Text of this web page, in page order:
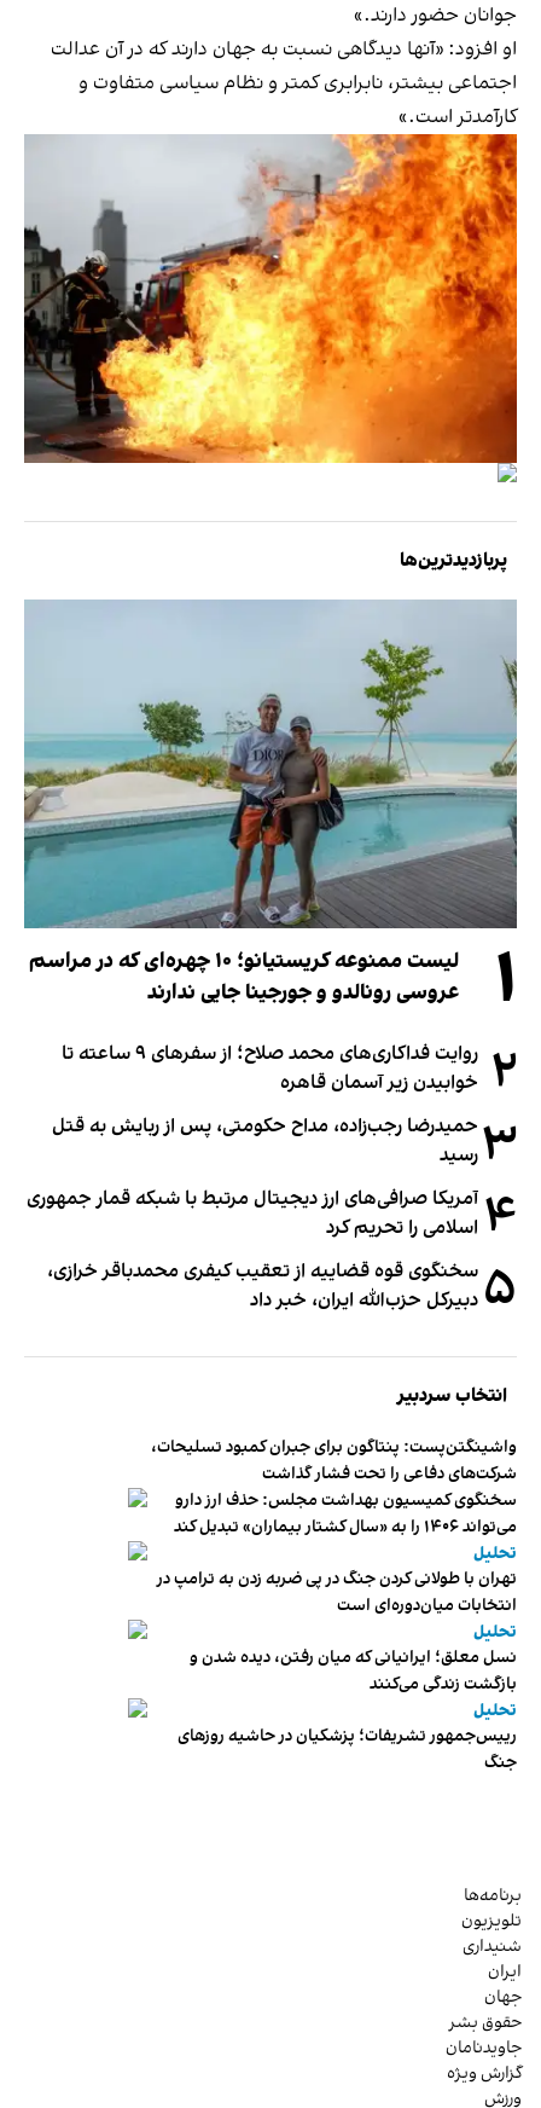
جوانان حضور دارند.»
او افزود: «آنها دیدگاهی نسبت به جهان دارند که در آن عدالت
اجتماعی بیشتر، نابرابری کمتر و نظام سیاسی متفاوت و
کارآمدتر است.»
پربازدیدترین‌ها
۱
لیست ممنوعه کریستیانو؛ ۱۰ چهره‌ای که در مراسم
عروسی رونالدو و جورجینا جایی ندارند
۲
روایت فداکاری‌های محمد صلاح؛ از سفرهای ۹ ساعته تا
خوابیدن زیر آسمان قاهره
۳ حمیدرضا رجب‌زاده، مداح حکومتی، پس از ربایش به قتل
رسید
۴ آمریکا صرافی‌های ارز دیجیتال مرتبط با شبکه قمار جمهوری
اسلامی را تحریم کرد
۵ سخنگوی قوه قضاییه از تعقیب کیفری محمدباقر خرازی،
دبیر‌کل حزب‌الله ایران، خبر داد
انتخاب سردبیر
واشینگتن‌پست: پنتاگون برای جبران کمبود تسلیحات،
شرکت‌های دفاعی را تحت فشار گذاشت
سخنگوی کمیسیون بهداشت مجلس: حذف ارز دارو
می‌تواند ۱۴۰۶ را به «سال کشتار بیماران» تبدیل کند
تحلیل
تهران با طولانی کردن جنگ در پی ضربه زدن به ترامپ در
انتخابات میان‌دوره‌ای است
تحلیل
نسل معلق؛ ایرانیانی که میان رفتن، دیده شدن و
بازگشت زندگی می‌کنند
تحلیل
رییس‌جمهور تشریفات؛ پزشکیان در حاشیه روزهای
جنگ
برنامه‌ها
تلویزیون
شنیداری
ایران
جهان
حقوق بشر
جاویدنامان
گزارش ویژه
ورزش